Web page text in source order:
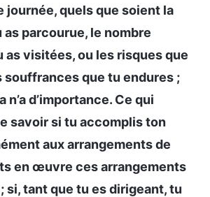
journée, quels que soient la
parcourue, le nombre
as visitées, ou les risques que
souffrances que tu endures ;
d’importance. Ce qui
savoir si tu accomplis ton
aux arrangements de
en œuvre ces arrangements
si, tant que tu es dirigeant, tu